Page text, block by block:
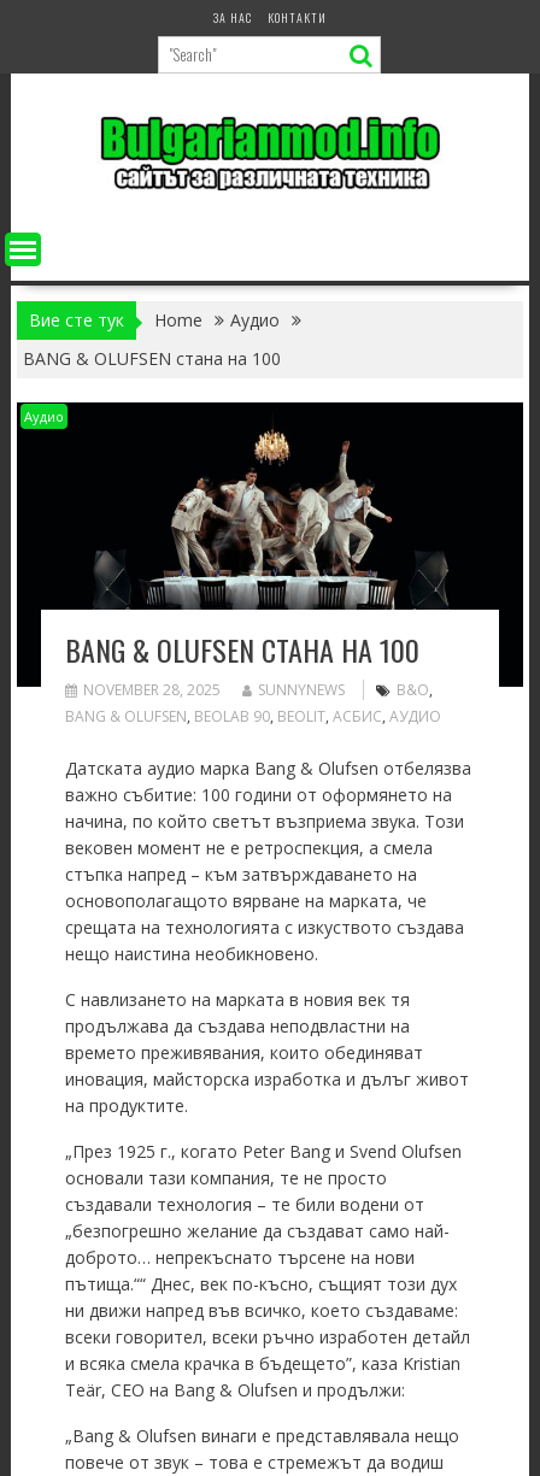
ЗА НАС КОНТАКТИ
Вие сте тук Home
Аудио
BANG & OLUFSEN стана на 100
Аудио
BANG & OLUFSEN СТАНА НА 100
NOVEMBER 28, 2025 SUNNYNEWS B&O,
BANG & OLUFSEN, BEOLAB 90, BEOLIT, АСБИС, АУДИО
Датската аудио марка Bang & Olufsen отбелязва
важно събитие: 100 години от оформянето на
начина, по който светът възприема звука. Този
вековен момент не е ретроспекция, а смела
стъпка напред – към затвърждаването на
основополагащото вярване на марката, че
срещата на технологията с изкуството създава
нещо наистина необикновено.
С навлизането на марката в новия век тя
продължава да създава неподвластни на
времето преживявания, които обединяват
иновация, майсторска изработка и дълъг живот
на продуктите.
„През 1925 г., когато Peter Bang и Svend Olufsen
основали тази компания, те не просто
създавали технология – те били водени от
„безпогрешно желание да създават само най-
доброто… непрекъснато търсене на нови
пътища.““ Днес, век по-късно, същият този дух
ни движи напред във всичко, което създаваме:
всеки говорител, всеки ръчно изработен детайл
и всяка смела крачка в бъдещето”, каза Kristian
Teär, CEO на Bang & Olufsen и продължи:
„Bang & Olufsen винаги е представлявала нещо
повече от звук – това е стремежът да водиш